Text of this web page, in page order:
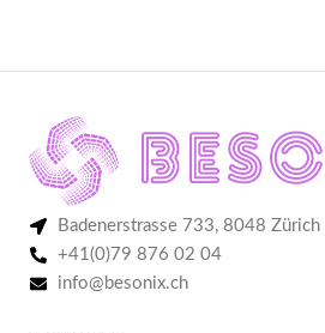
Badenerstrasse 733, 8048 Zürich
+41(0)79 876 02 04
info@besonix.ch